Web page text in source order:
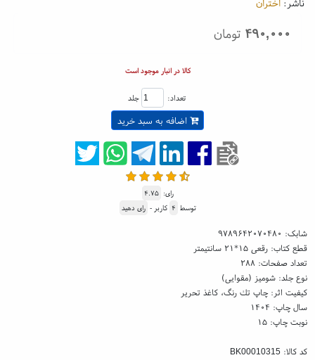
ناشر: اختران
۴۹۰,۰۰۰ تومان
کالا در انبار موجود است
تعداد: جلد
اضافه به سبد خرید
رای: ۴.۷۵
توسط ۴ کاربر - رای دهید
شابک: ۹۷۸۹۶۴۲۰۷۰۴۸۰
قطع کتاب: رقعی ۱۵*۲۱ سانتیمتر
تعداد صفحات: ۲۸۸
نوع جلد: شومیز (مقوایی)
کیفیت اثر: چاپ تك رنگ، کاغذ تحریر
سال چاپ: ۱۴۰۴
نوبت چاپ: ۱۵
کد کالا:BK00010315